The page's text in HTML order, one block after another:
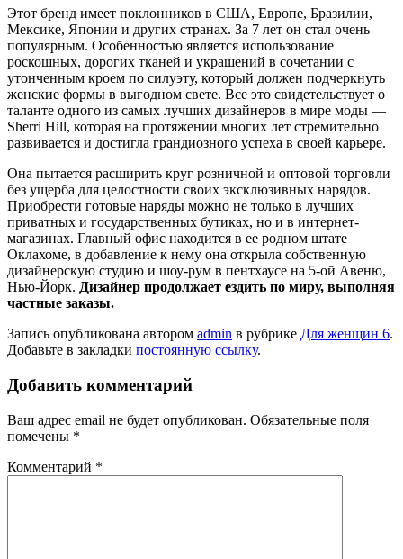
Этот бренд имеет поклонников в США, Европе, Бразилии,
Мексике, Японии и других странах. За 7 лет он стал очень
популярным. Особенностью является использование
роскошных, дорогих тканей и украшений в сочетании с
утонченным кроем по силуэту, который должен подчеркнуть
женские формы в выгодном свете. Все это свидетельствует о
таланте одного из самых лучших дизайнеров в мире моды —
Sherri Hill, которая на протяжении многих лет стремительно
развивается и достигла грандиозного успеха в своей карьере.
Она пытается расширить круг розничной и оптовой торговли
без ущерба для целостности своих эксклюзивных нарядов.
Приобрести готовые наряды можно не только в лучших
приватных и государственных бутиках, но и в интернет-
магазинах. Главный офис находится в ее родном штате
Оклахоме, в добавление к нему она открыла собственную
дизайнерскую студию и шоу-рум в пентхаусе на 5-ой Авеню,
Нью-Йорк. Дизайнер продолжает ездить по миру, выполняя
частные заказы.
Запись опубликована автором admin в рубрике Для женщин 6.
Добавьте в закладки постоянную ссылку.
Добавить комментарий
Ваш адрес email не будет опубликован. Обязательные поля
помечены *
Комментарий *